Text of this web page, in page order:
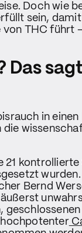
Doch wie
sein,
THC führt
Das
in einen
kontrollierte
Bernd